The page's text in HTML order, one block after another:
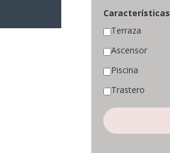
Características
Terraza
Ascensor
Piscina
Trastero